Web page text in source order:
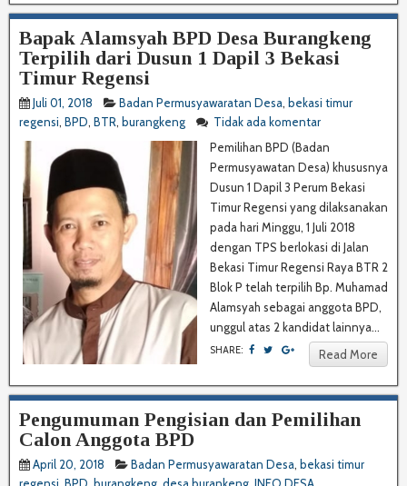
Bapak Alamsyah BPD Desa Burangkeng
Terpilih dari Dusun 1 Dapil 3 Bekasi
Timur Regensi
Juli 01, 2018 Badan Permusyawaratan Desa, bekasi timur
regensi, BPD, BTR, burangkeng
Tidak ada komentar
Pemilihan BPD (Badan
Permusyawatan Desa) khususnya
Dusun 1 Dapil 3 Perum Bekasi
Timur Regensi yang dilaksanakan
pada hari Minggu, 1 Juli 2018
dengan TPS berlokasi di Jalan
Bekasi Timur Regensi Raya BTR 2
Blok P telah terpilih Bp. Muhamad
Alamsyah sebagai anggota BPD,
unggul atas 2 kandidat lainnya...
SHARE: Read More
Pengumuman Pengisian dan Pemilihan
Calon Anggota BPD
April 20, 2018 Badan Permusyawaratan Desa, bekasi timur
regensi BPD burangkeng desa burankeng INFO DESA